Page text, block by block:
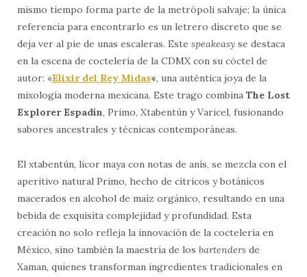
mismo tiempo forma parte de la metrópoli salvaje; la única
referencia para encontrarlo es un letrero discreto que se
deja ver al pie de unas escaleras. Este speakeasy se destaca
en la escena de coctelería de la CDMX con su cóctel de
autor: «Elixir del Rey Midas«, una auténtica joya de la
mixología moderna mexicana. Este trago combina The Lost
Explorer Espadín, Primo, Xtabentún y Varicel, fusionando
sabores ancestrales y técnicas contemporáneas.
El xtabentún, licor maya con notas de anís, se mezcla con el
aperitivo natural Primo, hecho de cítricos y botánicos
macerados en alcohol de maíz orgánico, resultando en una
bebida de exquisita complejidad y profundidad. Esta
creación no solo refleja la innovación de la coctelería en
México, sino también la maestría de los bartenders de
Xaman, quienes transforman ingredientes tradicionales en